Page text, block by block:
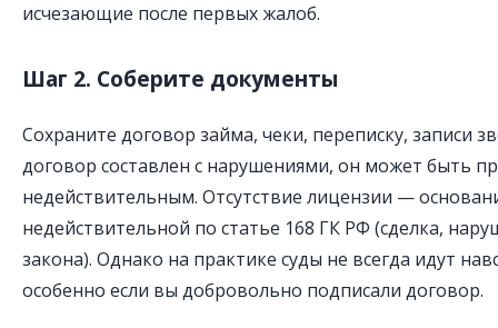
исчезающие после первых жалоб.
Шаг 2. Соберите документы
Сохраните договор займа, чеки, переписку, записи
договор составлен с нарушениями, он может быть
недействительным. Отсутствие лицензии —
недействительной по статье 168 ГК РФ (сделка,
закона). Однако на практике суды не всегда идут
особенно если вы добровольно подписали договор.